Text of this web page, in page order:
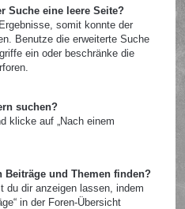
Suche eine leere Seite?
somit konnte der
Benutze die erweiterte Suche
ein oder beschränke die
suchen?
klicke auf „Nach einem
Beiträge und Themen finden?
du dir anzeigen lassen, indem
in der Foren-Übersicht